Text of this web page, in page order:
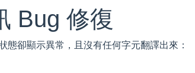
Bug 修復
卻顯示異常，且沒有任何字元翻譯出來：